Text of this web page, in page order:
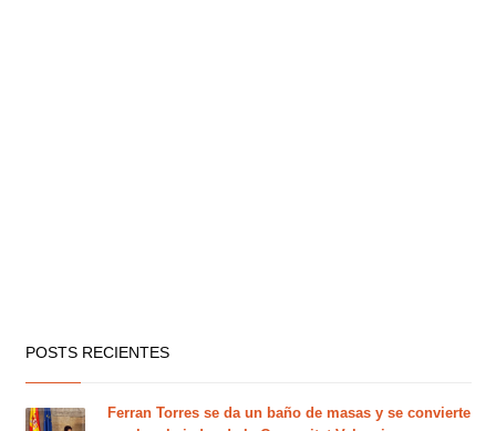
POSTS RECIENTES
Ferran Torres se da un baño de masas y se convierte